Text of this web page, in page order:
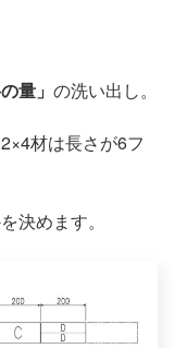
量」 の洗い出し。
材は長さが6フ
決めます。